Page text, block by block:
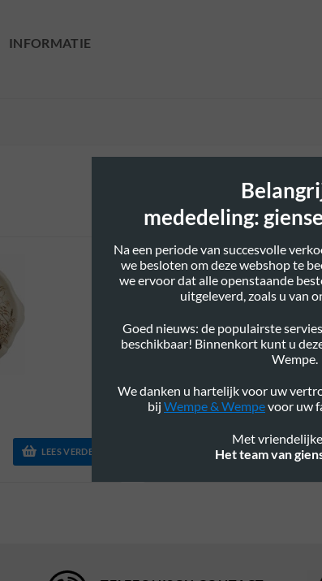
INFORMATIE
LEES VERDER
Dinerbord
mededeling:
Na een periode van succesvolle
we besloten om deze webshop te
we ervoor dat alle openstaande
uitgeleverd, zoals u van
Goed nieuws: de populairste
beschikbaar! Binnenkort kunt u
Wempe.
We danken u hartelijk voor uw
bij Wempe & Wempevoor uw
Met
Het team van